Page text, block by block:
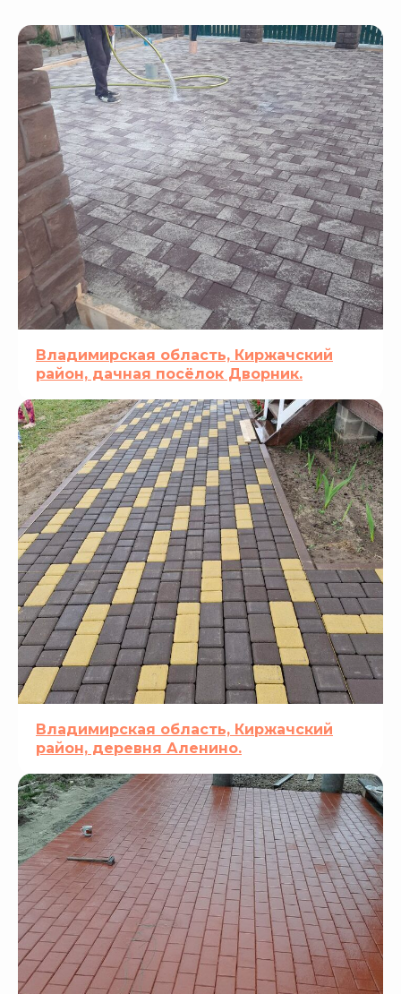
Владимирская область, Киржачский
район, дачная посёлок Дворник.
Владимирская область, Киржачский
район, деревня Аленино.